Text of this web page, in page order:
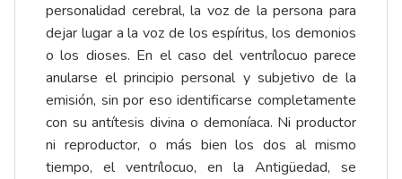
personalidad cerebral, la voz de la persona para
dejar lugar a la voz de los espíritus, los demonios
o los dioses. En el caso del ventrílocuo parece
anularse el principio personal y subjetivo de la
emisión, sin por eso identificarse completamente
con su antítesis divina o demoníaca. Ni productor
ni reproductor, o más bien los dos al mismo
tiempo, el ventrílocuo, en la Antigüedad, se